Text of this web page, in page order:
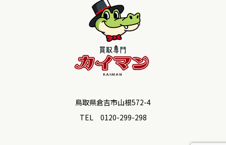
鳥取県倉吉市山根572-4
TEL 0120-299-298